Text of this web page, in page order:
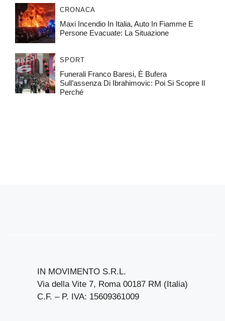
CRONACA
Maxi Incendio In Italia, Auto In Fiamme E
Persone Evacuate: La Situazione
SPORT
Funerali Franco Baresi, È Bufera
Sull’assenza Di Ibrahimovic: Poi Si Scopre Il
Perché
IN MOVIMENTO S.R.L.
Via della Vite 7, Roma 00187 RM (Italia)
C.F. – P. IVA: 15609361009